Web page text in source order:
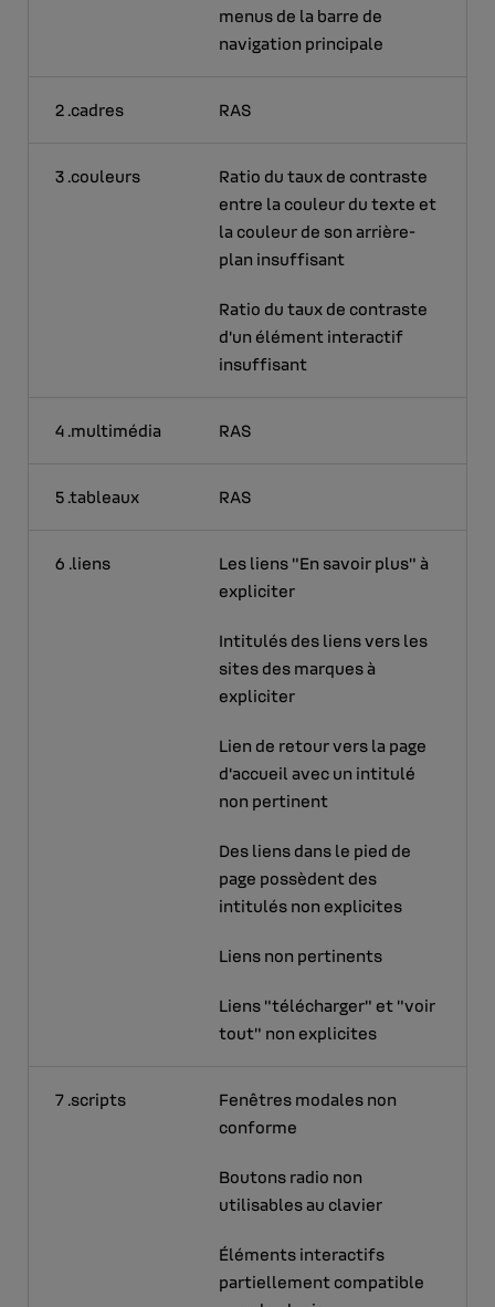
menus de la barre de
navigation principale
2 .cadres RAS
3 .couleurs
Ratio du taux de contraste
entre la couleur du texte et
la couleur de son arrière-
plan insuffisant
Ratio du taux de contraste
d'un élément interactif
insuffisant
4 .multimédia RAS
5 .tableaux RAS
6 .liens
Les liens "En savoir plus" à
expliciter
Intitulés des liens vers les
sites des marques à
expliciter
Lien de retour vers la page
d'accueil avec un intitulé
non pertinent
Des liens dans le pied de
page possèdent des
intitulés non explicites
Liens non pertinents
Liens "télécharger" et "voir
tout" non explicites
7 .scripts
Fenêtres modales non
conforme
Boutons radio non
utilisables au clavier
Éléments interactifs
partiellement compatible